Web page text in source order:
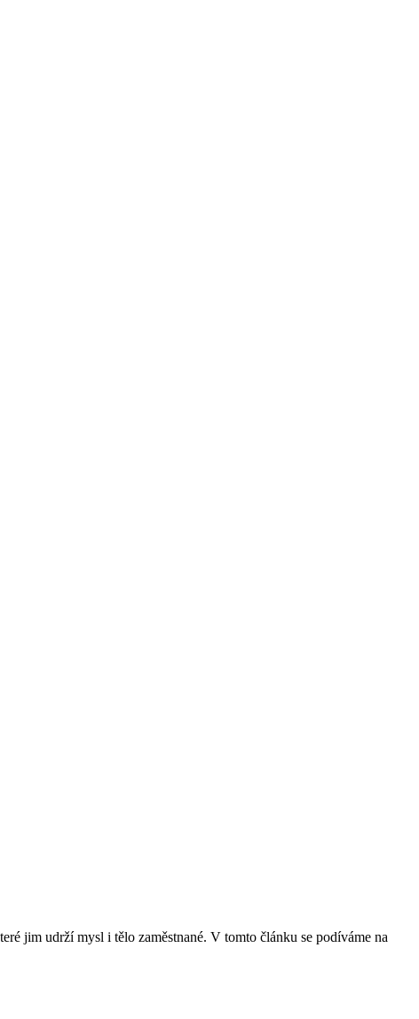
jim udrží mysl i ​tělo zaměstnané. V tomto článku se podíváme na